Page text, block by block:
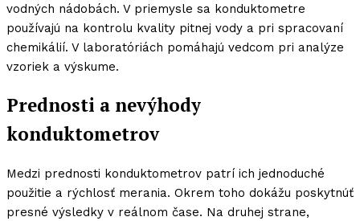
vodných nádobách. V priemysle sa konduktometre
používajú na kontrolu kvality pitnej vody a pri spracovaní
chemikálií. V laboratóriách pomáhajú vedcom pri analýze
vzoriek a výskume.
Prednosti a nevýhody
konduktometrov
Medzi prednosti konduktometrov patrí ich jednoduché
použitie a rýchlosť merania. Okrem toho dokážu poskytnúť
presné výsledky v reálnom čase. Na druhej strane,